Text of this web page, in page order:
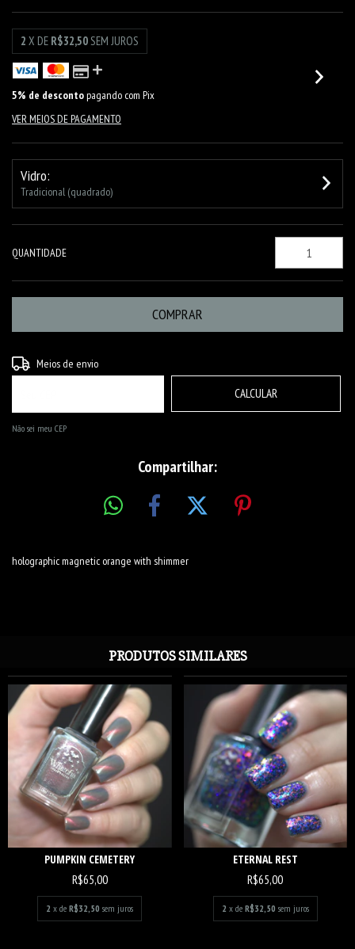
2 X DE R$32,50 SEM JUROS
5% de descontopagando com Pix
VER MEIOS DE PAGAMENTO
Vidro:
Tradicional (quadrado)
QUANTIDADE
Entregas para o CEP:
Meios de envio
CALCULAR
Não sei meu CEP
Compartilhar:
holographic magnetic orange with shimmer
PRODUTOS SIMILARES
PUMPKIN CEMETERY
R$65,00
2 x deR$32,50 sem juros
ETERNAL REST
R$65,00
2 x de R$32,50 sem juros